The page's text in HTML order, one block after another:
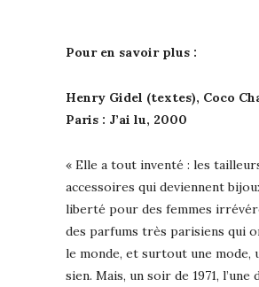
Pour en savoir plus :
Henry Gidel (textes), Coco
Paris : J’ai lu, 2000
« Elle a tout inventé : les
accessoires qui deviennent
liberté pour des femmes
des parfums très parisiens qui
le monde, et surtout une mode,
sien. Mais, un soir de 1971, l’une